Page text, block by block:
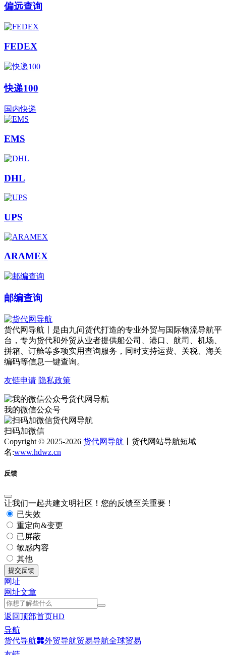
偏远查询
FEDEX
快递100
国内快递
EMS
DHL
UPS
ARAMEX
邮编查询
货代网导航丨是由九问货代打造的专业外贸与国际物流导航平
台，专为货代和外贸从业者提供船公司、港口、航司、机场、
拼箱、订舱等多项实用查询服务，同时支持运费、关税、海关
编码等信息一键查询。
友链申请 隐私政策
我的微信公众号
扫码加微信
Copyright © 2025-2026 货代网导航 丨货代网站导航短域
名:www.hdwz.cn
反馈
让我们一起共建文明社区！您的反馈至关重要！
已失效
重定向&变更
已屏蔽
敏感内容
其他
提交反馈
网址
网址文章
返回顶部首页HD
导航
货代导航
外贸导航贸易导航全球贸易